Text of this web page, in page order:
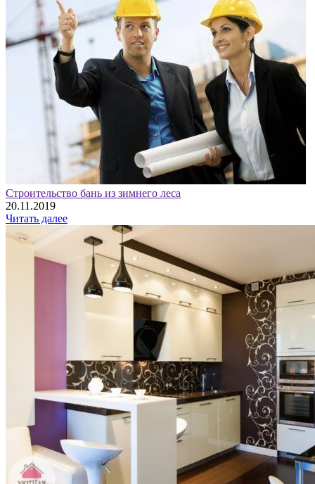
Строительство бань из зимнего леса
20.11.2019
Читать далее